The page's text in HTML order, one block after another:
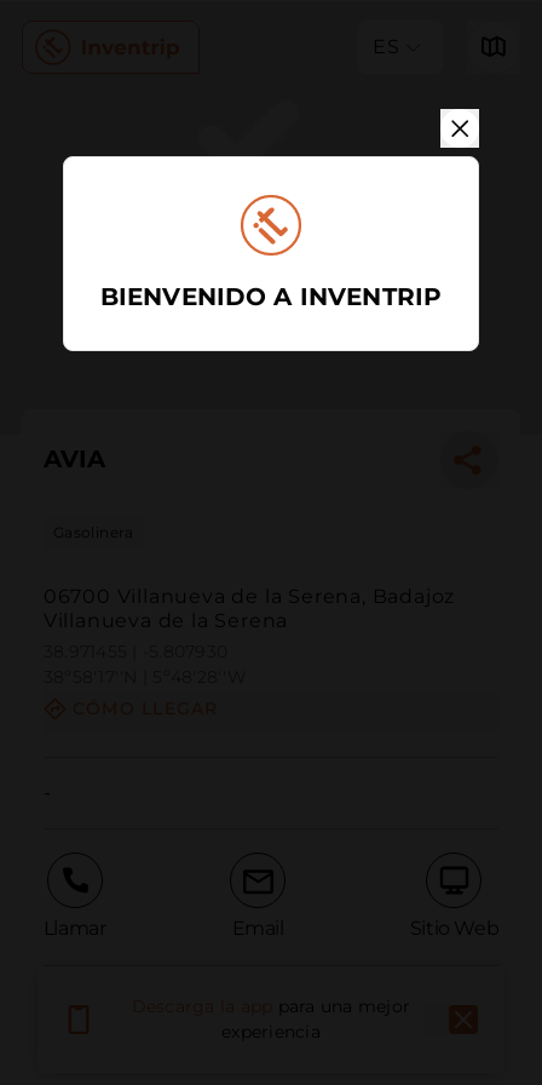
ES
AVIA
Gasolinera
06700 Villanueva de la Serena, Badajoz
Villanueva de la Serena
Llamar Email Sitio Web
Informar problemapara una mejor
experiencia
BIENVENIDO A INVENTRIP